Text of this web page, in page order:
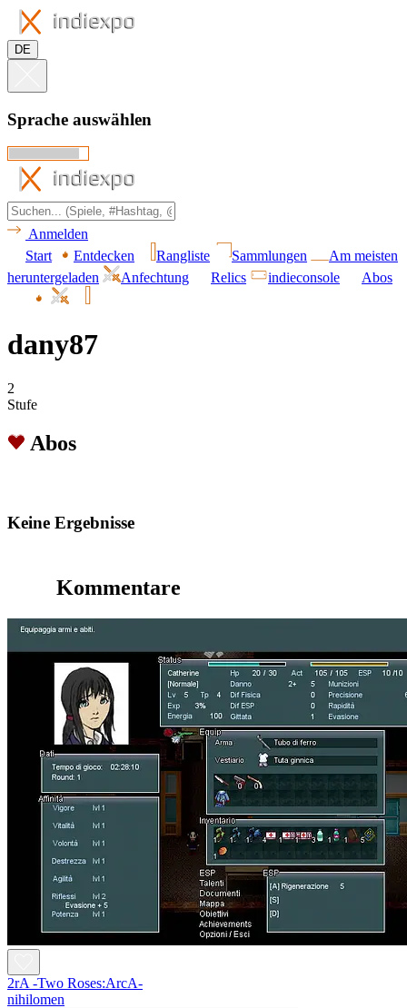
DE
Sprache auswählen
Anmelden
Start
Entdecken Rangliste Sammlungen
Am meisten
heruntergeladen
Anfechtung Relics indieconsole Abos
dany87
2
Stufe
Abos
Keine Ergebnisse
Kommentare
2rA -Two Roses:ArcA-
nihilomen